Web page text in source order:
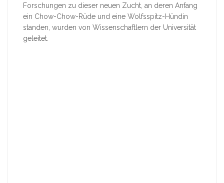
Forschungen zu dieser neuen Zucht, an deren Anfang
ein Chow-Chow-Rüde und eine Wolfsspitz-Hündin
standen, wurden von Wissenschaftlern der Universität
geleitet.